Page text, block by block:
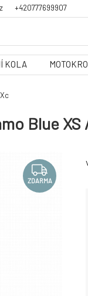
+420777699907
KOLA
Blue XS
ZDARMA